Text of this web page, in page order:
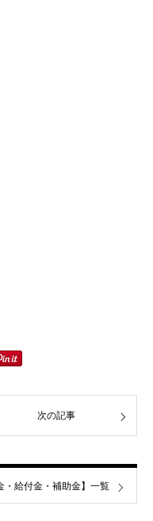
次の記事
・給付金・補助金】一覧